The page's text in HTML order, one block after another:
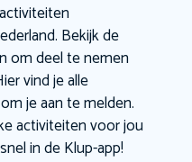
Bekijk de
om deel te nemen
vind je alle
je aan te melden.
activiteiten voor jou
in de Klup-app!